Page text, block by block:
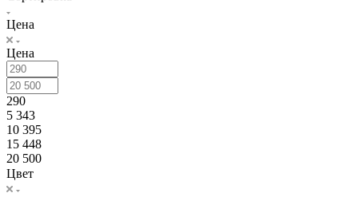
Цена
Цена
290
5 343
10 395
15 448
20 500
Цвет